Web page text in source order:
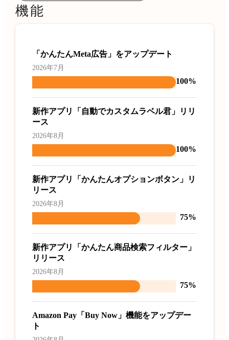
機能
「かんたんMeta広告」をアップデート
2026年7月
100%
新作アプリ「自動でカスタムラベル君」リリ
ース
2026年8月
100%
新作アプリ「かんたんオプションボタン」リ
リース
2026年8月
75%
新作アプリ「かんたん商品検索フィルター」
リリース
2026年8月
75%
Amazon Pay「Buy Now」機能をアップデー
ト